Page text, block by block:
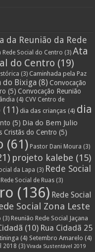
da Reunião da Rede
Social do Centro (3) Ata
do Centro (19)
(3) Caminhada pela Paz
do Bixiga (8) Convocação
(5) Convocação Reunião
(4) CVV Centro de
(11) dia das crianças (4) dia
(5) Dia do Bem Julio
Cristãs do Centro (5)
(61) Pastor Dani Moura (3)
projeto kalebe (15)
da Lapa (3) Rede Social
Rede Social de Ruas (3)
(136) Rede Social
Social Zona Leste
(3) Reunião Rede Social Jaçana
(10) Rua Cidadã 25
(4) Setembro Amarelo (4)
2018 (3) Virada Sustentável 2019